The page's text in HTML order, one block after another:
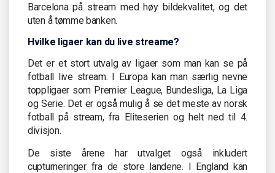
Barcelona på stream med høy bildekvalitet, og det
uten å tømme banken.
Hvilke ligaer kan du live streame?
Det er et stort utvalg av ligaer som man kan se på
fotball live stream. I Europa kan man særlig nevne
toppligaer som Premier League, Bundesliga, La Liga
og Serie. Det er også mulig å se det meste av norsk
fotball på stream, fra Eliteserien og helt ned til 4.
divisjon.
De siste årene har utvalget også inkludert
cupturneringer fra de store landene. I England kan